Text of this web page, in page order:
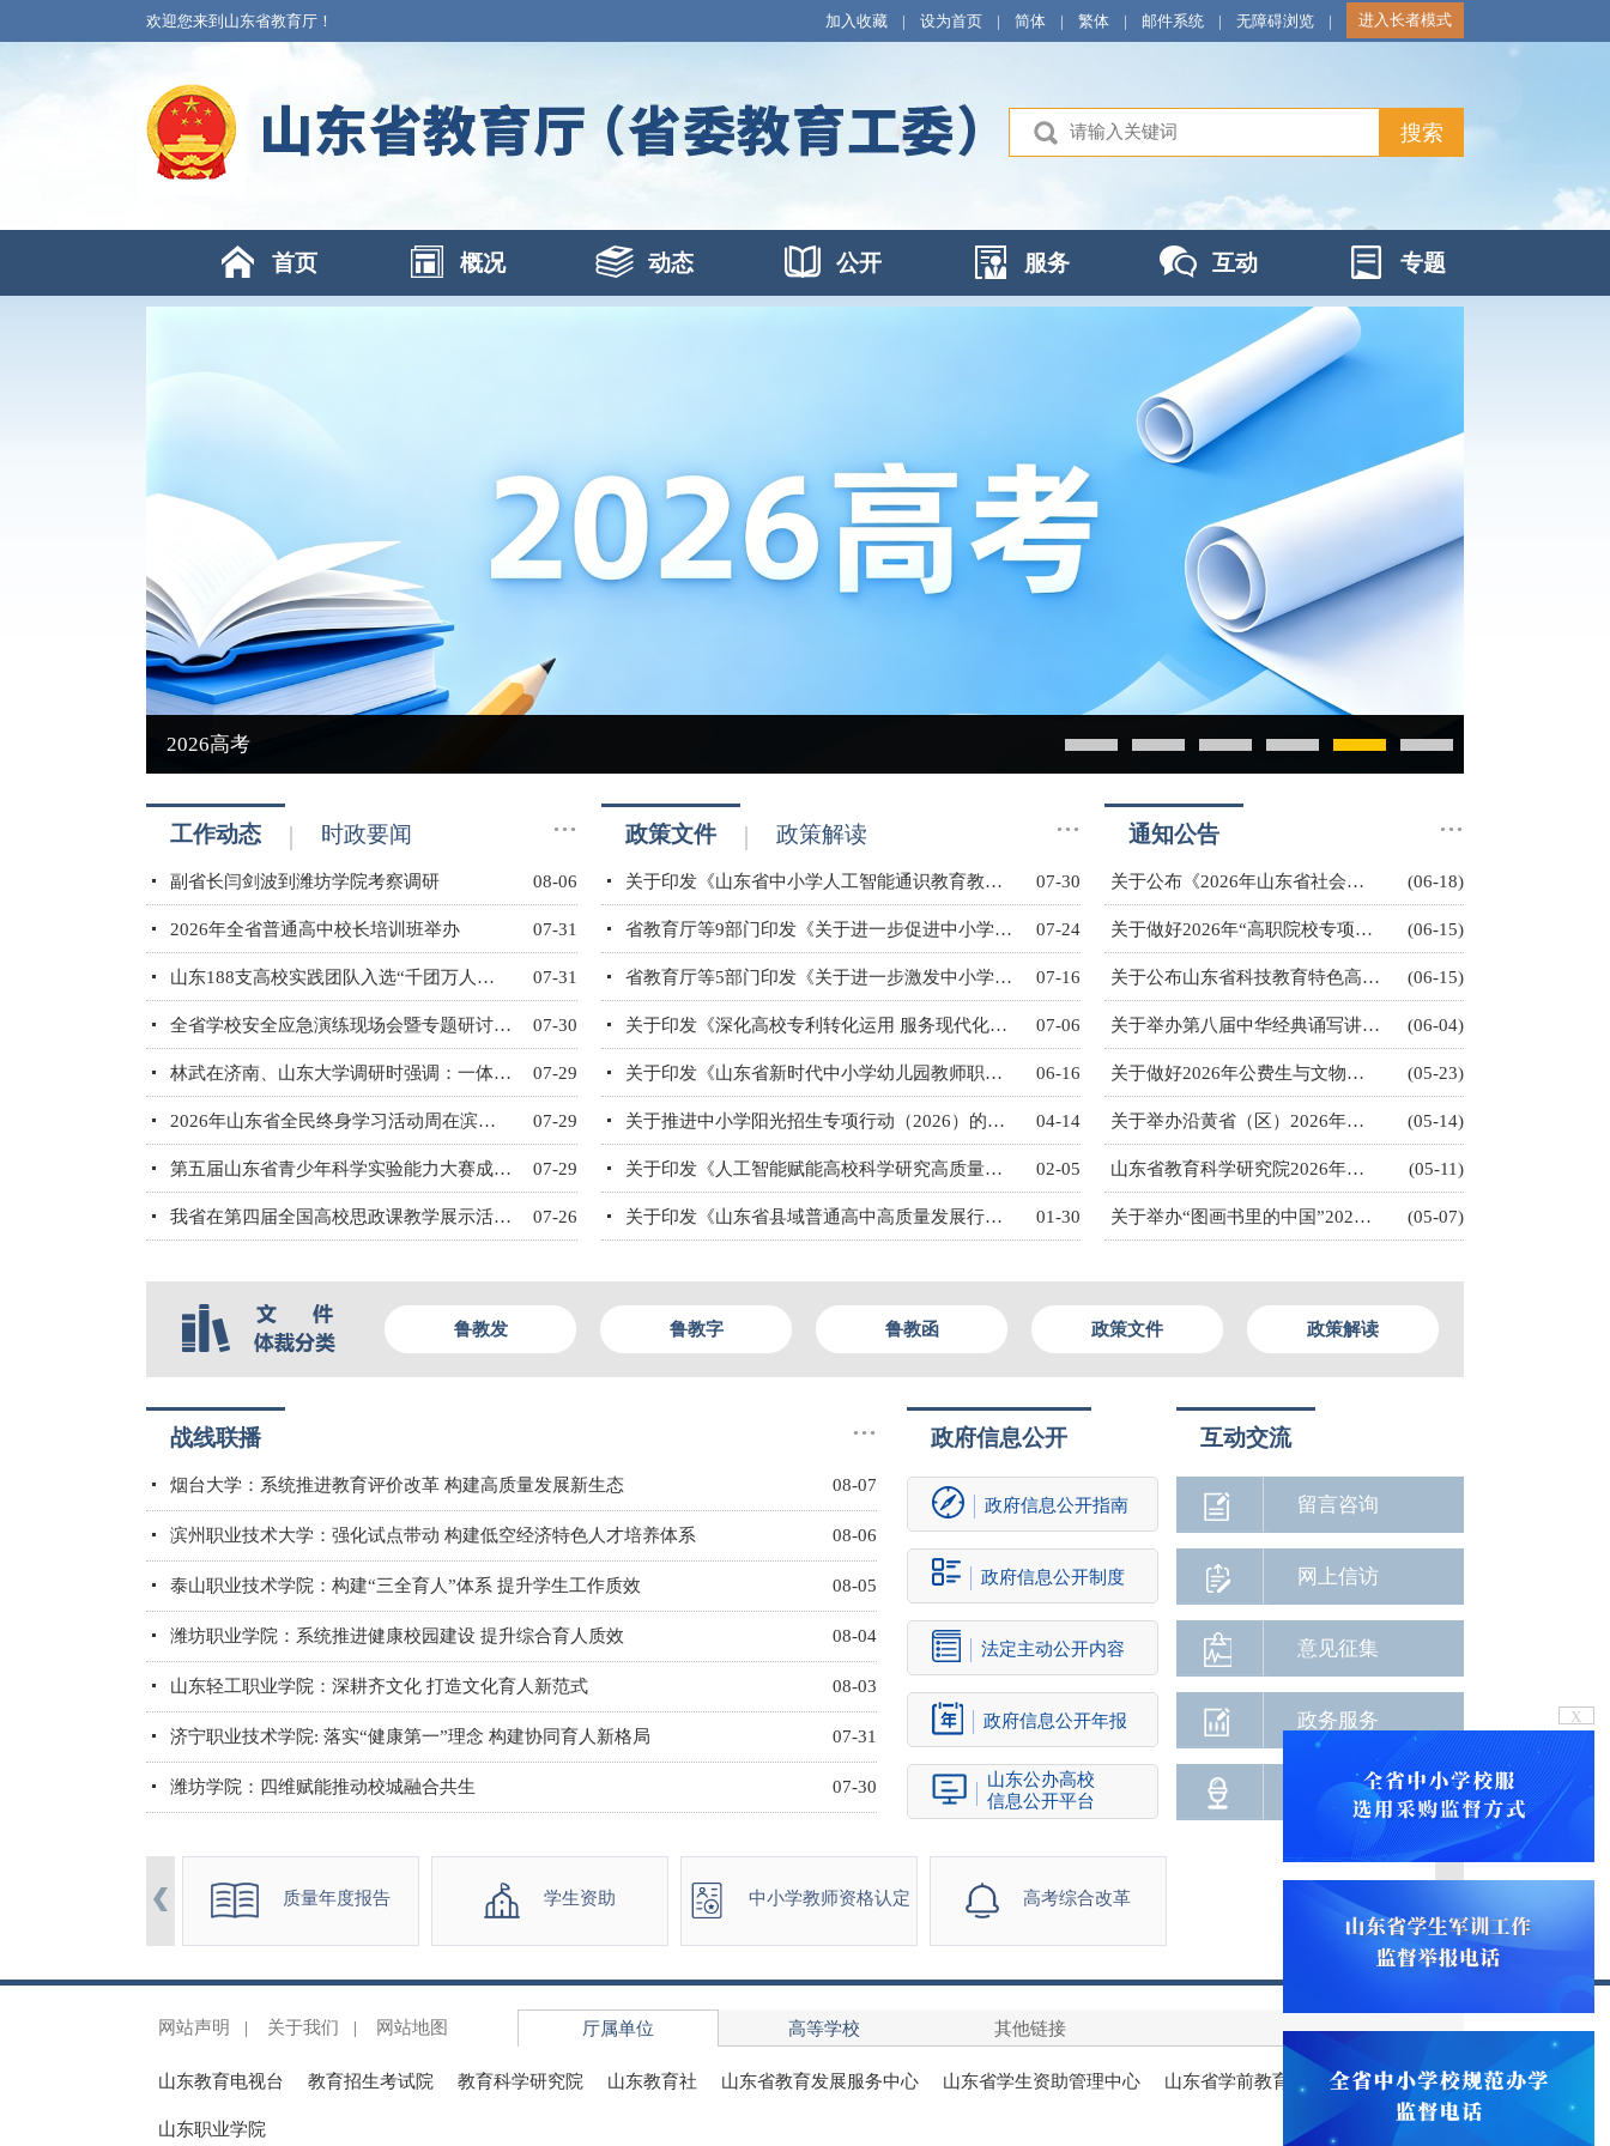
欢迎您来到山东省教育厅！ 加入收藏 | 设为首页 | 简体 | 繁体 | 邮件系统 | 无障碍浏览 | 进入长者模式
首页 概况 动态 公开 服务 互动 专题
2026高考
工作动态 时政要闻 ···
副省长闫剑波到潍坊学院考察调研 08-06
2026年全省普通高中校长培训班举办 07-31
山东188支高校实践团队入选“千团万人推普强国行”全国大学生暑期社会实践志愿服务活动团队 07-31
全省学校安全应急演练现场会暨专题研讨培训班举办 07-30
林武在济南、山东大学调研时强调：一体推进教育科技人才发展 推动高质量发展不断取得新成效 07-29
2026年山东省全民终身学习活动周在滨州启动 07-29
第五届山东省青少年科学实验能力大赛成功举办 07-29
我省在第四届全国高校思政课教学展示活动中再创佳绩 07-26
政策文件 政策解读 ···
关于印发《山东省中小学人工智能通识教育教学指导纲要》的通知 07-30
省教育厅等9部门印发《关于进一步促进中小学生研学实践活动高质量开展的若干措施》的通知 07-24
省教育厅等5部门印发《关于进一步激发中小学办学活力 加快构建基础教育现代治理体系的十条措施》的通知 07-16
关于印发《深化高校专利转化运用 服务现代化产业体系建设的若干措施》的通知 07-06
关于印发《山东省新时代中小学幼儿园教师职业行为细则（试行）》《山东省新时代高校教师职业行为细则（试行）》《山东省中小学幼儿园教师师德失范行为处理办法（试行）》《山东省高校教师师德失范行为处理办法（试行... 06-16
关于推进中小学阳光招生专项行动（2026）的通知 04-14
关于印发《人工智能赋能高校科学研究高质量发展的若干措施》的通知 02-05
关于印发《山东省县域普通高中高质量发展行动计划实施方案》的通知 01-30
通知公告 ···
关于公布《2026年山东省社会事务进入中小学校园事项白名单》的通知 (06-18)
关于做好2026年“高职院校专项计划”招生工作的通知 (06-15)
关于公布山东省科技教育特色高中名单的通知 (06-15)
关于举办第八届中华经典诵写讲大赛山东赛区比赛的通知 (06-04)
关于做好2026年公费生与文物全科人才招生工作的通知 (05-23)
关于举办沿黄省（区）2026年原创儿童图画书素材创意大赛、原创儿童图画书讲读大赛的通知 (05-14)
山东省教育科学研究院2026年公开招聘博士研究生科研岗位1面试公告 (05-11)
关于举办“图画书里的中国”2026年山东省原创儿童图画书素材创意大赛、原创儿童图画书讲读大赛的通知 (05-07)
鲁教发 鲁教字 鲁教函 政策文件 政策解读
战线联播 ···
烟台大学：系统推进教育评价改革 构建高质量发展新生态 08-07
滨州职业技术大学：强化试点带动 构建低空经济特色人才培养体系 08-06
泰山职业技术学院：构建“三全育人”体系 提升学生工作质效 08-05
潍坊职业学院：系统推进健康校园建设 提升综合育人质效 08-04
山东轻工职业学院：深耕齐文化 打造文化育人新范式 08-03
济宁职业技术学院: 落实“健康第一”理念 构建协同育人新格局 07-31
潍坊学院：四维赋能推动校城融合共生 07-30
政府信息公开
政府信息公开指南
政府信息公开制度
法定主动公开内容
政府信息公开年报
山东公办高校
信息公开平台
互动交流
留言咨询
网上信访
意见征集
政务服务
新媒体
质量年度报告 学生资助 中小学教师资格认定 高考综合改革
网站声明 | 关于我们 | 网站地图 厅属单位 高等学校 其他链接
山东教育电视台 教育招生考试院 教育科学研究院 山东教育社 山东省教育发展服务中心 山东省学生资助管理中心 山东省学前教育中心 省实验小学
山东职业学院
X